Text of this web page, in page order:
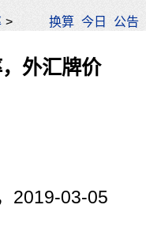
> 换算 今日 公告
外汇牌价
03-05